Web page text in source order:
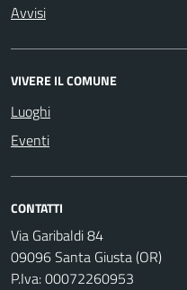
Avvisi
VIVERE IL COMUNE
Luoghi
Eventi
CONTATTI
Via Garibaldi 84
09096 Santa Giusta (OR)
P.Iva: 00072260953